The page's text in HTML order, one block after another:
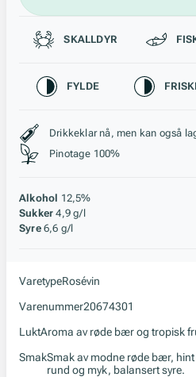
Passer til
SKALLDYR
Karakteristikk
FYLDE
Stil, lagring og
Drikkeklar nå, men kan også
Pinotage 100%
Alkohol 12,5%
Sukker 4,9 g/l
Syre 6,6 g/l
VaretypeRosévin
Varenummer20674301
LuktAroma av røde bær og tropisk
SmakSmak av modne røde bær,
rund og myk, balansert syre.